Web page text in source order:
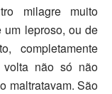
milagre muito
um leproso, ou de
completamente
volta não só não
maltratavam. São